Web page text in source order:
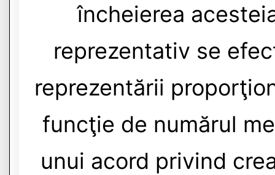
încheierea
reprezentativ se
reprezentării
funcţie de numărul
unui acord privind